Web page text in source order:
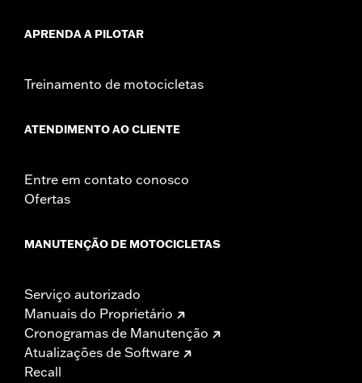
APRENDA A PILOTAR
Treinamento de motocicletas
ATENDIMENTO AO CLIENTE
Entre em contato conosco
Ofertas
MANUTENÇÃO DE MOTOCICLETAS
Serviço autorizado
Manuais do Proprietário
Cronogramas de Manutenção
Atualizações de Software
Recall